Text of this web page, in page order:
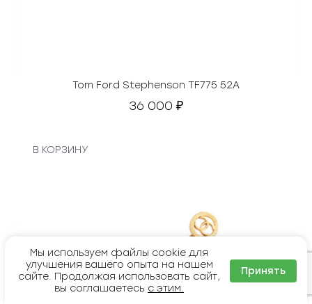
Tom Ford Stephenson TF775 52A
36 000 ₽
В КОРЗИНУ
Мы используем файлы cookie для
улучшения вашего опыта на нашем
сайте. Продолжая использовать сайт,
вы соглашаетесь с этим.
Принять